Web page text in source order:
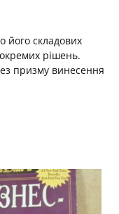
його складових
рішень.
призму винесення